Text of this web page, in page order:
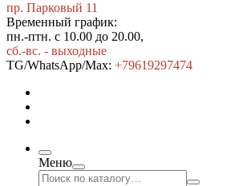
пр. Парковый 11
Временный график:
пн.-птн. с 10.00 до 20.00,
сб.-вс. - выходные
TG/WhatsApp/Max: +79619297474
Меню